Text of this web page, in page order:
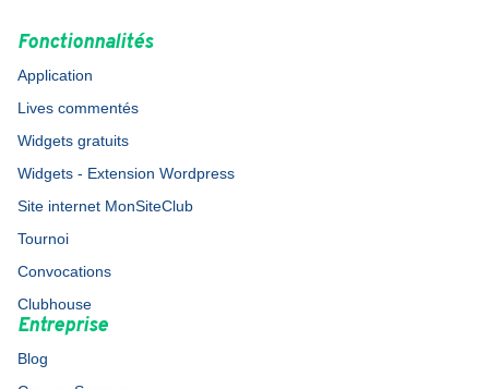
Fonctionnalités
Application
Lives commentés
Widgets gratuits
Widgets - Extension Wordpress
Site internet MonSiteClub
Tournoi
Convocations
Clubhouse
Entreprise
Blog